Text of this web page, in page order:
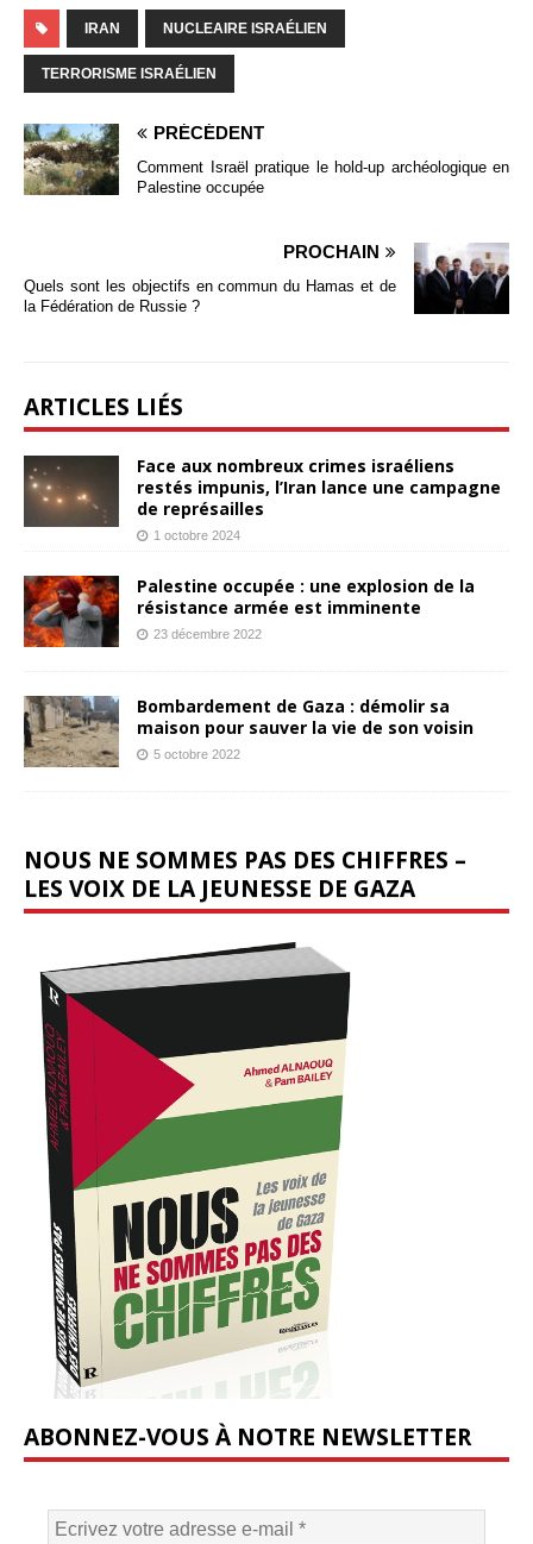
IRAN NUCLEAIRE ISRAÉLIEN
TERRORISME ISRAÉLIEN
PRÉCÉDENT
Comment Israël pratique le hold-up archéologique en
Palestine occupée
PROCHAIN
Quels sont les objectifs en commun du Hamas et de
la Fédération de Russie ?
ARTICLES LIÉS
Face aux nombreux crimes israéliens
restés impunis, l’Iran lance une campagne
de représailles
1 octobre 2024
Palestine occupée : une explosion de la
résistance armée est imminente
23 décembre 2022
Bombardement de Gaza : démolir sa
maison pour sauver la vie de son voisin
5 octobre 2022
NOUS NE SOMMES PAS DES CHIFFRES –
LES VOIX DE LA JEUNESSE DE GAZA
ABONNEZ-VOUS À NOTRE NEWSLETTER